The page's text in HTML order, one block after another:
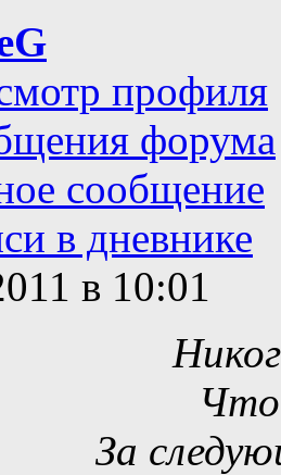
профиля
форума
сообщение
в дневнике
в 10:01
За